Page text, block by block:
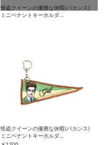
怪盗クイーンの優雅な休暇(バカンス)
ミニペナントキーホルダ...
怪盗クイーンの優雅な休暇(バカンス)
ミニペナントキーホルダ...